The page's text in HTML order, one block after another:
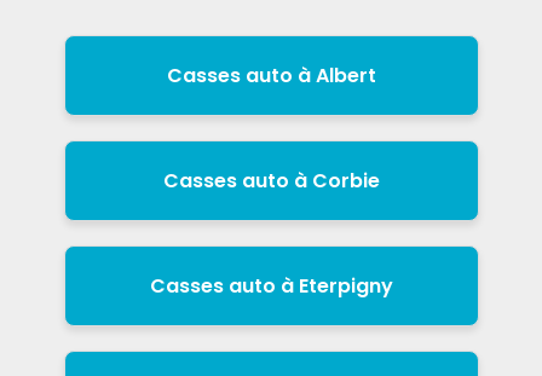
Casses auto à Albert
Casses auto à Corbie
Casses auto à Eterpigny